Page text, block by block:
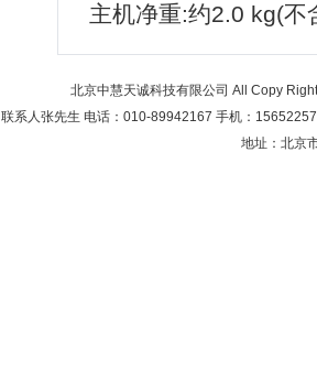
主机净重:约2.0 kg(不
北京中慧天诚科技有限公司 All Copy
联系人张先生 电话：010-89942167 手机：
地址：北京